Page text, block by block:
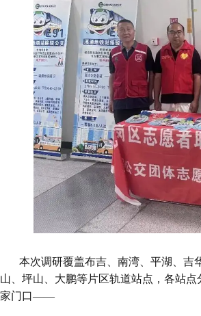
本次调研覆盖布吉、南湾、平湖、吉
山、坪山、大鹏等片区轨道站点，各站
家门口——